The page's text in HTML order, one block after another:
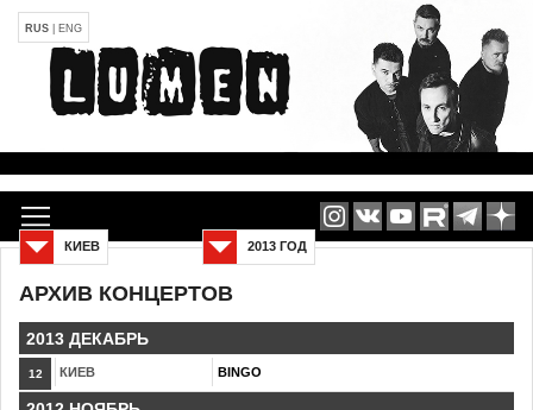
RUS ENG
АРХИВ КОНЦЕРТОВ
2013 ГОД
КИЕВ
2013 ДЕКАБРЬ
12 КИЕВ BINGO